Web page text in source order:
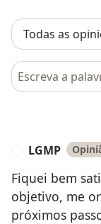
Pesquisar em
LGMP
Fiquei bem
objetivo, me
próximos